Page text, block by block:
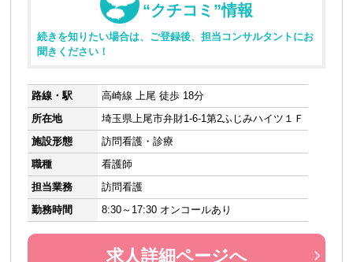
“クチコミ”情報
続きを知りたい場合は、ご登録後、担当コンサルタントにお
聞きください！
路線・駅
高崎線 上尾 徒歩 18分
所在地
埼玉県上尾市弁財1-6-1第2ふじみハイツ１Ｆ
施設形態
訪問看護・診療
職種
看護師
担当業務
訪問看護
勤務時間
8:30～17:30 オンコールあり
求人詳細ページへ